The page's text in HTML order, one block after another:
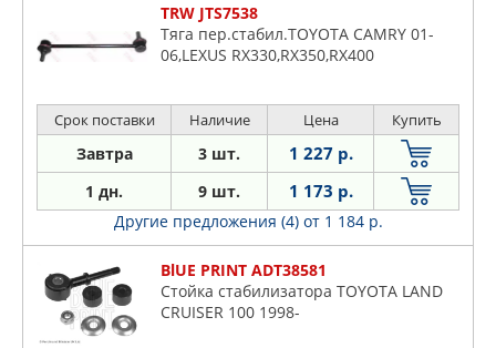
TRW JTS7538
Тяга пер.стабил.TOYOTA CAMRY 01-
06,LEXUS RX330,RX350,RX400
Срок поставки Наличие Цена Купить
Завтра 3 шт. 1 227 р.
1 дн. 9 шт. 1 173 р.
Другие предложения (4) от 1 184 р.
BlUE PRINT ADT38581
Стойка стабилизатора TOYOTA LAND
CRUISER 100 1998-